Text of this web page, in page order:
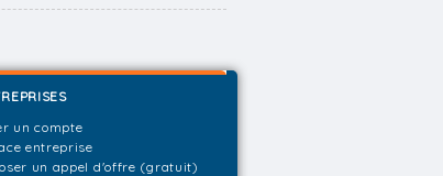
un compte
entreprise
un appel d'offre (gratuit)